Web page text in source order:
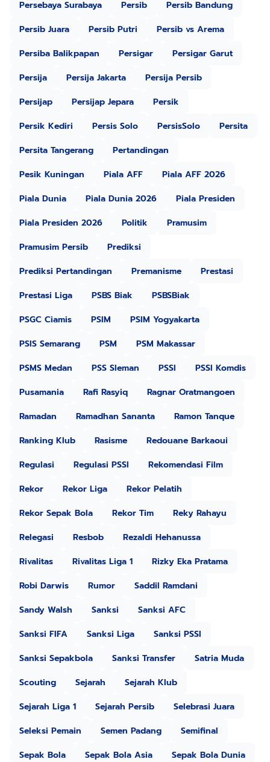
Persebaya Surabaya Persib
Persib Bandung
Persib Juara
Persib Putri
Persib vs Arema
Persiba Balikpapan
Persigar
Persigar Garut
Persija
Persija Jakarta
Persija Persib
Persijap
Persijap Jepara
Persik
Persik Kediri
Persis Solo PersisSolo
Persita
Persita Tangerang
Pertandingan
Pesik Kuningan
Piala AFF
Piala AFF 2026
Piala Dunia
Piala Dunia 2026
Piala Presiden
Piala Presiden 2026
Politik
Pramusim
Pramusim Persib
Prediksi
Prediksi Pertandingan
Premanisme
Prestasi
Prestasi Liga
PSBS Biak
PSBSBiak
PSGC Ciamis
PSIM
PSIM Yogyakarta
PSIS Semarang
PSM
PSM Makassar
PSMS Medan
PSS Sleman PSSI
PSSI Komdis
Pusamania
Rafi Rasyiq
Ragnar Oratmangoen
Ramadan
Ramadhan Sananta
Ramon Tanque
Ranking Klub
Rasisme
Redouane Barkaoui
Regulasi
Regulasi PSSI
Rekomendasi Film
Rekor
Rekor Liga
Rekor Pelatih
Rekor Sepak Bola
Rekor Tim
Reky Rahayu
Relegasi
Resbob
Rezaldi Hehanussa
Rivalitas
Rivalitas Liga 1
Rizky Eka Pratama
Robi Darwis
Rumor
Saddil Ramdani
Sandy Walsh
Sanksi
Sanksi AFC
Sanksi FIFA
Sanksi Liga
Sanksi PSSI
Sanksi Sepakbola
Sanksi Transfer
Satria Muda
Scouting
Sejarah
Sejarah Klub
Sejarah Liga 1
Sejarah Persib
Selebrasi Juara
Seleksi Pemain
Semen Padang
Semifinal
Sepak Bola
Sepak Bola Asia
Sepak Bola Dunia